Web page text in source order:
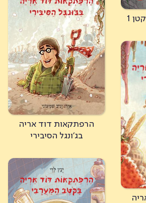
1
הרפתקאות דוד אריה
בג'ונגל הסיבירי